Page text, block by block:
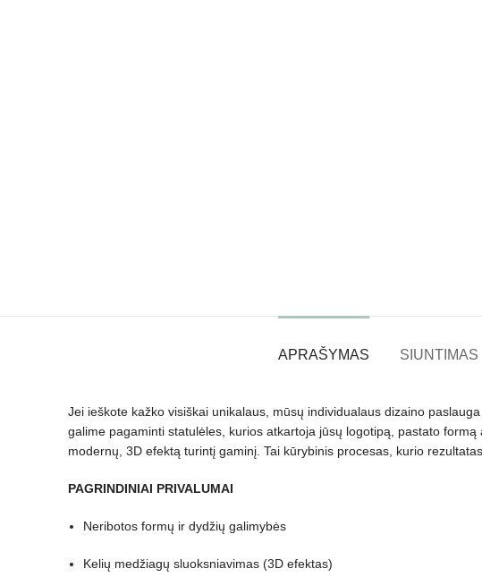
APRAŠYMAS SIUNTIMAS
Jei ieškote kažko visiškai unikalaus, mūsų individualaus dizaino
galime pagaminti statulėles, kurios atkartoja jūsų logotipą, pastato
modernų, 3D efektą turintį gaminį. Tai kūrybinis procesas, kurio
PAGRINDINIAI PRIVALUMAI
Neribotos formų ir dydžių galimybės
Kelių medžiagų sluoksniavimas (3D efektas)